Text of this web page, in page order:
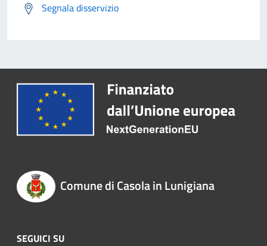
Segnala disservizio
Comune di Casola in Lunigiana
SEGUICI SU